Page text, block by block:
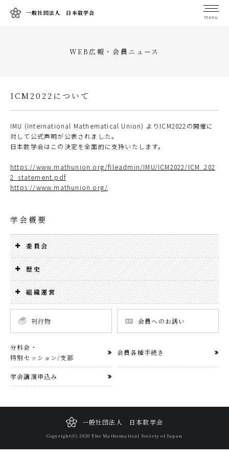
一般社団法人 日本数学会
menu
WEB広報・会員ニュース
ICM2022について
IMU (International Mathematical Union) よりICM2022の開催に
対して公式声明が公表されました。
日本数学会はこの決定を全面的に支持いたします。
https://www.mathunion.org/fileadmin/IMU/ICM2022/ICM_202
2_statement.pdf
https://www.mathunion.org/
学会概要
委員会
歴史
組織運営
刊行物 会員へのお誘い
分科会・
特別セッション/支部
会員各種手続き
学会講演申込み
一般社団法人 日本数学会
Copyright(C) 2020 The Mathematical Society of Japan